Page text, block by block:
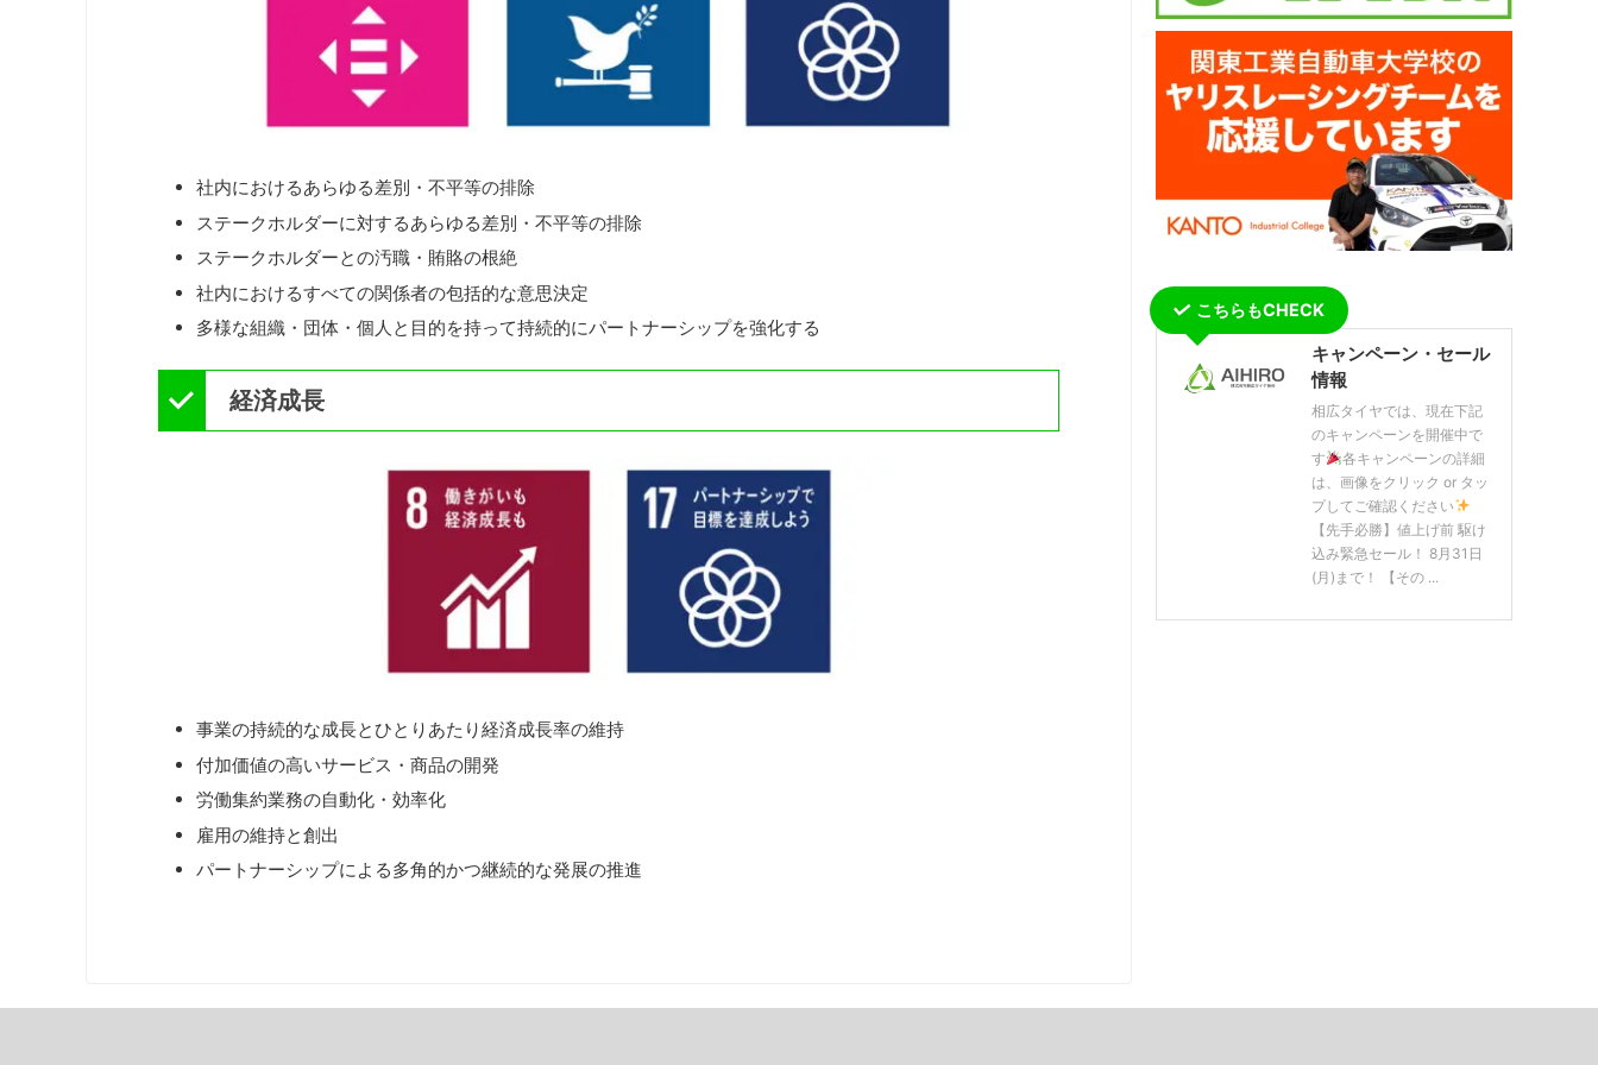
社内におけるあらゆる差別・不平等の排除
ステークホルダーに対するあらゆる差別・不平等の排除
ステークホルダーとの汚職・賄賂の根絶
社内におけるすべての関係者の包括的な意思決定
多様な組織・団体・個人と目的を持って持続的にパートナーシップを強化する
経済成長
事業の持続的な成長とひとりあたり経済成長率の維持
付加価値の高いサービス・商品の開発
労働集約業務の自動化・効率化
雇用の維持と創出
パートナーシップによる多角的かつ継続的な発展の推進
こちらもCHECK
キャンペーン・セール
情報
相広タイヤでは、現在下記
のキャンペーンを開催中で
す
各キャンペーンの詳細
は、画像をクリック or タッ
プしてご確認ください
【先手必勝】値上げ前 駆け
込み緊急セール！ 8月31日
(月)まで！ 【その ...